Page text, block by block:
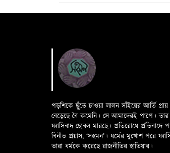
পড়শিকে ছুঁতে চাওয়া লালন সাঁইয়ের আর্তি
বেড়েছে বৈ কমেনি। সে আমাদেরই পাপে। তার
ফ্যাসিবাদ ছোবল মারছে। প্রতিরোধে
বিনীত প্রয়াস, ‘সহমন’। ধর্মের মুখোশ পরে
তারা ধর্মকে করেছে রাজনীতির হাতিয়ার।